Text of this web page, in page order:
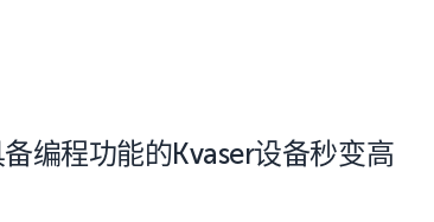
编程功能的Kvaser设备秒变高